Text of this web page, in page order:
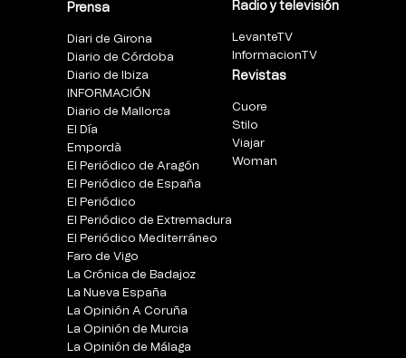
Prensa
Diari de Girona
Diario de Córdoba
Diario de Ibiza
INFORMACIÓN
Diario de Mallorca
El Día
Empordà
El Periódico de Aragón
El Periódico de España
El Periódico
El Periódico de Extremadura
El Periódico Mediterráneo
Faro de Vigo
La Crónica de Badajoz
La Nueva España
La Opinión A Coruña
La Opinión de Murcia
La Opinión de Málaga
Radio y televisión
LevanteTV
InformacionTV
Revistas
Cuore
Stilo
Viajar
Woman